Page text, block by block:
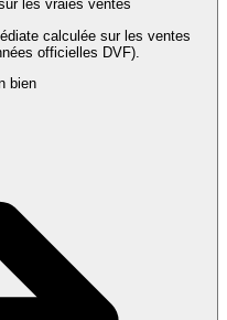
les vraies ventes
calculée sur les ventes
officielles DVF).
bien